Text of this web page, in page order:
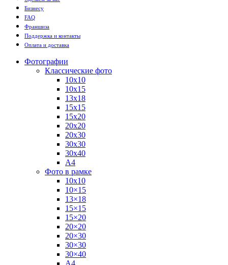
Бизнесу
FAQ
Франшиза
Поддержка и контакты
Оплата и доставка
Фотографии
Классические фото
10х10
10х15
13х18
15х15
15х20
20х20
20х30
30х30
30х40
А4
Фото в рамке
10х10
10×15
13×18
15×15
15×20
20×20
20×30
30×30
30×40
A4